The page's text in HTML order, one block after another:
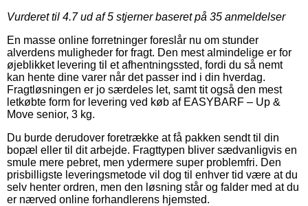
Vurderet til 4.7ud af 5 stjerner baseret på 35 anmeldelser
En masse online forretninger foreslår nu om stunder
alverdens muligheder for fragt. Den mest almindelige er for
øjeblikket levering til et afhentningssted, fordi du så nemt
kan hente dine varer når det passer ind i din hverdag.
Fragtløsningen er jo særdeles let, samt tit også den mest
letkøbte form for levering ved køb af EASYBARF – Up &
Move senior, 3 kg.
Du burde derudover foretrække at få pakken sendt til din
bopæl eller til dit arbejde. Fragttypen bliver sædvanligvis en
smule mere pebret, men ydermere super problemfri. Den
prisbilligste leveringsmetode vil dog til enhver tid være at du
selv henter ordren, men den løsning står og falder med at du
er nærved online forhandlerens hjemsted.